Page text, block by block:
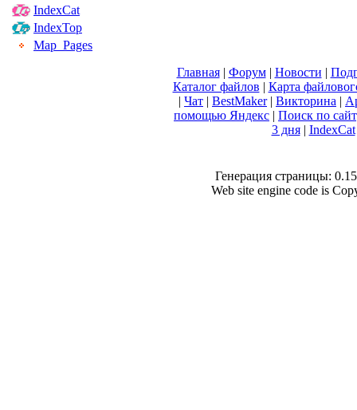
IndexCat
IndexTop
Map_Pages
Главная| Форум| Новости |
Каталог файлов | Карта
| Чат | BestMaker| Викторина |
помощью Яндекс | Поиск по
3 дня| IndexCat
Генерация страницы:
Web site engine code is